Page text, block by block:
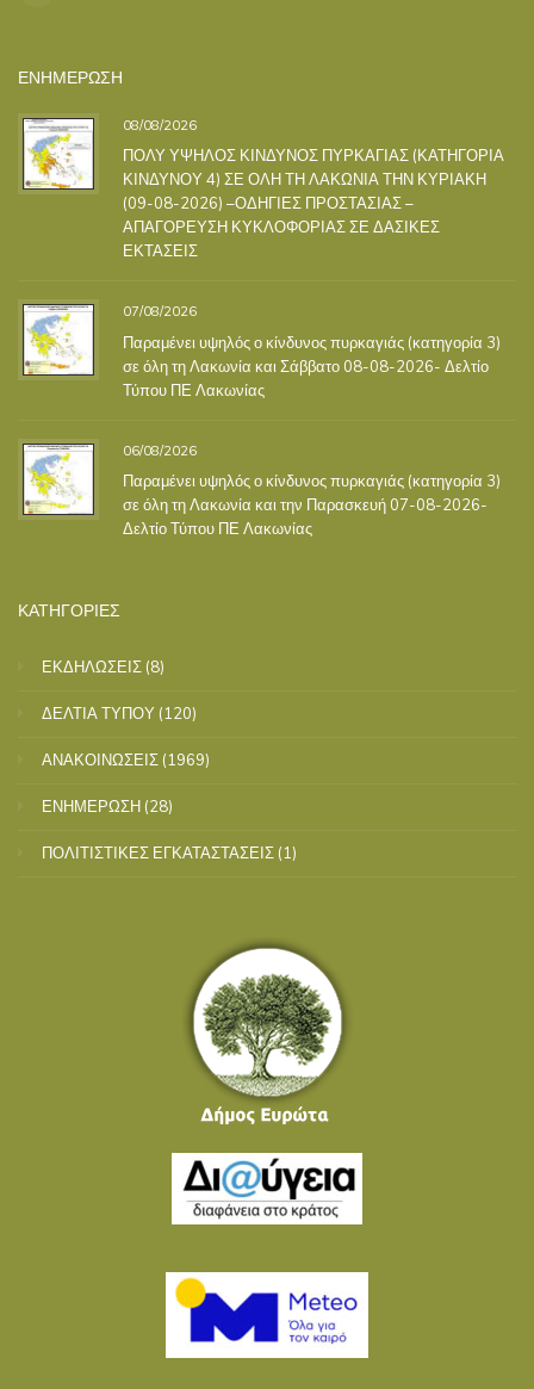
ΕΝΗΜΕΡΩΣΗ
08/08/2026
ΠΟΛΥ ΥΨΗΛΟΣ ΚΙΝΔΥΝΟΣ ΠΥΡΚΑΓΙΑΣ (ΚΑΤΗΓΟΡΙΑ
ΚΙΝΔΥΝΟΥ 4) ΣΕ ΟΛΗ ΤΗ ΛΑΚΩΝΙΑ ΤΗΝ ΚΥΡΙΑΚΗ
(09-08-2026) –ΟΔΗΓΙΕΣ ΠΡΟΣΤΑΣΙΑΣ –
ΑΠΑΓΟΡΕΥΣΗ ΚΥΚΛΟΦΟΡΙΑΣ ΣΕ ΔΑΣΙΚΕΣ
ΕΚΤΑΣΕΙΣ
07/08/2026
Παραμένει υψηλός ο κίνδυνος πυρκαγιάς (κατηγορία 3)
σε όλη τη Λακωνία και Σάββατο 08-08-2026- Δελτίο
Τύπου ΠΕ Λακωνίας
06/08/2026
Παραμένει υψηλός ο κίνδυνος πυρκαγιάς (κατηγορία 3)
σε όλη τη Λακωνία και την Παρασκευή 07-08-2026-
Δελτίο Τύπου ΠΕ Λακωνίας
ΚΑΤΗΓΟΡΙΕΣ
ΕΚΔΗΛΩΣΕΙΣ (8)
ΔΕΛΤΙΑ ΤΥΠΟΥ (120)
ΑΝΑΚΟΙΝΩΣΕΙΣ (1969)
ΕΝΗΜΕΡΩΣΗ (28)
ΠΟΛΙΤΙΣΤΙΚΕΣ ΕΓΚΑΤΑΣΤΑΣΕΙΣ (1)